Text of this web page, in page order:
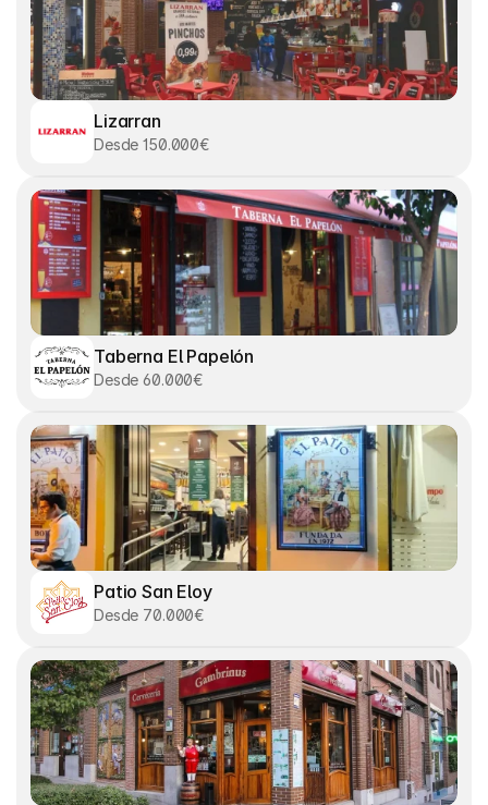
Lizarran
Desde 150.000€
Taberna El Papelón
Desde 60.000€
Patio San Eloy
Desde 70.000€